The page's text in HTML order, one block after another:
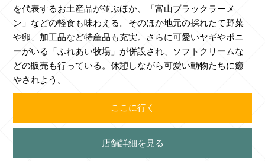
を代表するお土産品が並ぶほか、「富山ブラックラーメ
ン」などの軽食も味わえる。そのほか地元の採れたて野菜
や卵、加工品など特産品も充実。さらに可愛いヤギやポニ
ーがいる「ふれあい牧場」が併設され、ソフトクリームな
どの販売も行っている。休憩しながら可愛い動物たちに癒
やされよう。
ここに行く
店舗詳細を見る